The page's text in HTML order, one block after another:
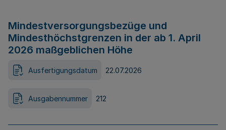
Mindestversorgungsbezüge und
Mindesthöchstgrenzen in der ab 1. April
2026 maßgeblichen Höhe
Ausfertigungsdatum 22.07.2026
Ausgabennummer 212